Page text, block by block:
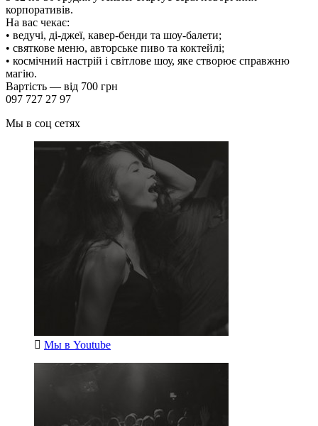
корпоративів.
На вас чекає:
• ведучі, ді-джеї, кавер-бенди та шоу-балети;
• святкове меню, авторське пиво та коктейлі;
• космічний настрій і світлове шоу, яке створює справжню
магію.
Вартість — від 700 грн
097 727 27 97
Мы в соц сетях
Мы в Youtube